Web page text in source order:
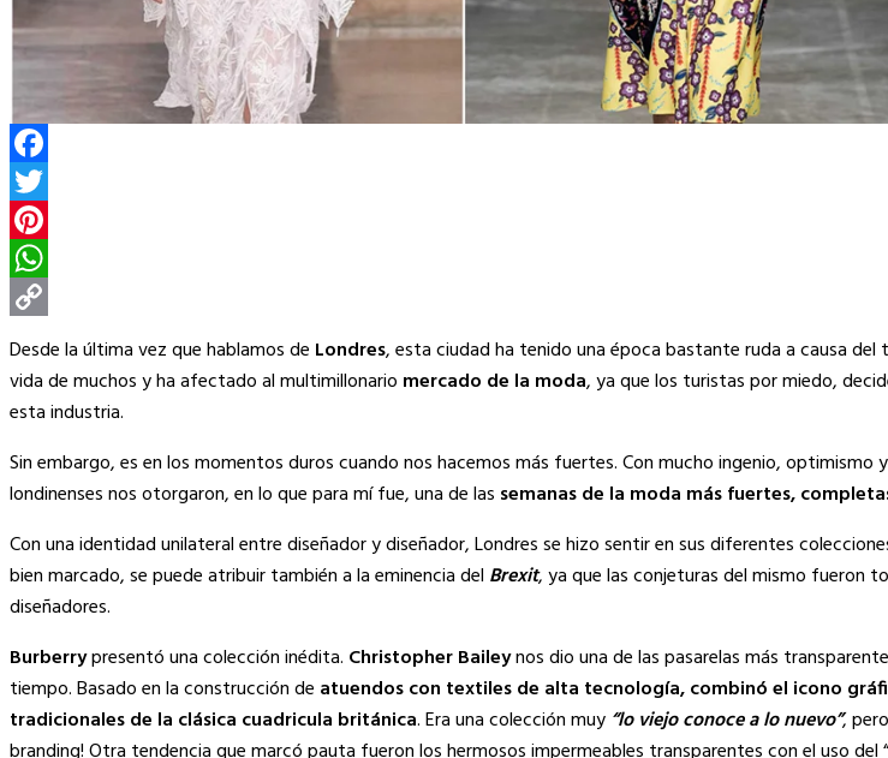
Facebook
Twitter
Pinterest
WhatsApp
Copy
Link
Desde la última vez que hablamos de Londres, esta ciudad ha tenido una época bastante ruda a causa del
vida de muchos y ha afectado al multimillonario mercado de la moda, ya que los turistas por miedo,
esta industria.
Sin embargo, es en los momentos duroscuando nos hacemos más fuertes. Con mucho ingenio, optimismo
londinenses nos otorgaron, en lo que para mí fue,una de las semanas de la moda más fuertes,
Con una identidad unilateral entre diseñador y diseñador, Londres se hizosentir en sus diferentes
bien marcado, se puede atribuir también a la eminencia del Brexit, ya quelas conjeturas del mismo fueron
diseñadores.
Burberrypresentó una colección inédita. Christopher Baileynos dio una de las pasarelas más
tiempo.Basado en la construcción de atuendos con textiles de alta tecnología,combinóel icono
tradicionales de la clásica cuadricula británica.Era una colección muy “lo viejo conoce a lo nuevo”,